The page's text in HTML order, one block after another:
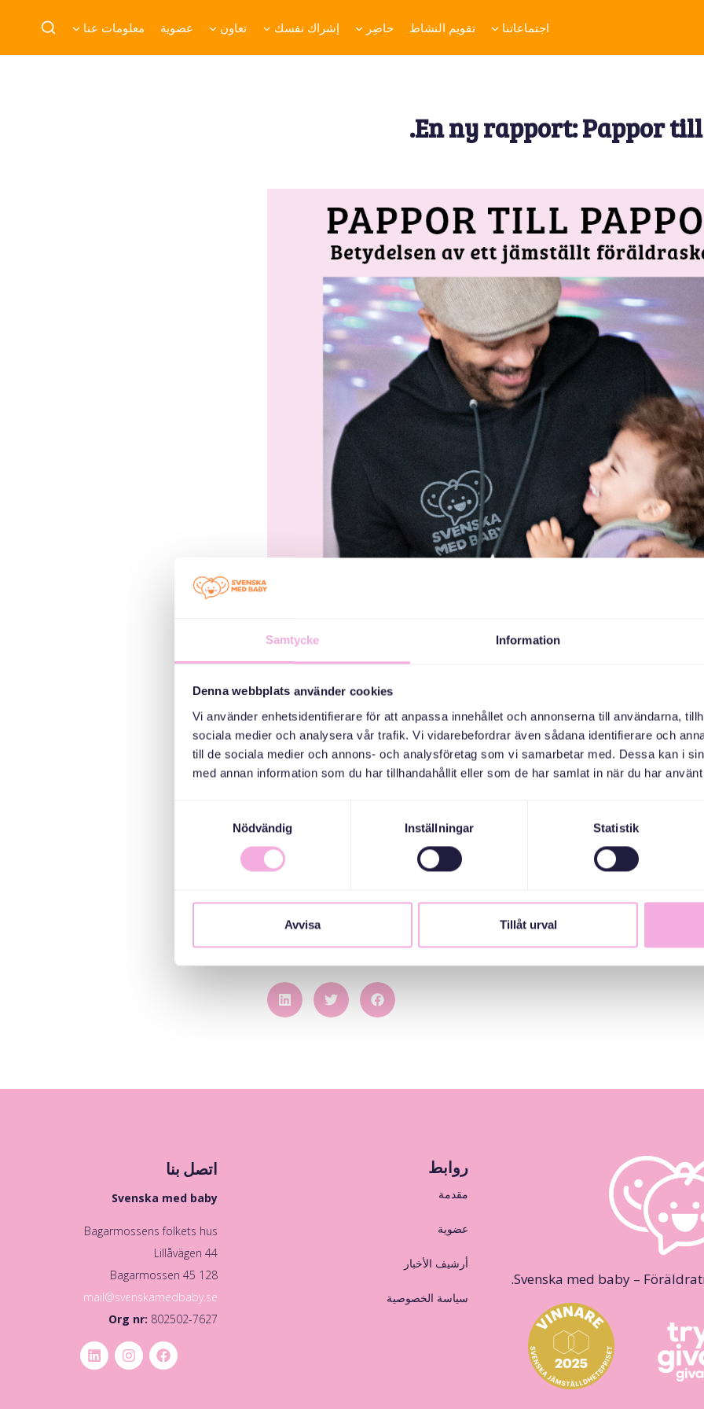
Samtycke Information
Denna webbplats använder cookies
Vi använder enhetsidentifierare för att anpassa innehållet och annonserna till användarna,
sociala medier och analysera vår trafik. Vi vidarebefordrar även sådana identifierare och
till de sociala medier och annons- och analysföretag som vi samarbetar med. Dessa kan i
med annan information som du har tillhandahållit eller som de har samlat in när du har
Nödvändig
Inställningar Statistik
Avvisa Tillåt urval
اجتماعاتنا تقويم النشاط حاضِر إشراك نفسك تعاون عضوية معلومات عنا
En ny rapport: Pappor till
يقدم Svenska med baby بكل فخر تقريرنا الجديد عن الأبوة والأمومة للآباء الوافدين حديثًا ودورهم المهم
المجتمع.نلتقي في التقرير بأربعة آباء ملتزمين من خلفيات مختلفة.
خمسين عاماً من التأمين الأبوي، بما في ذلك العلاوة الأبوية المخصصة للآباء، وغير ذلك
فرص المرأة في سوق العمل.
الطب الاجتماعي بجامعة أوبسالا، في التقرير على أن مشاركة الآباء أمر بالغ الأهمية
أننا لا نقوم باستثمارات أكبر لإشراك الآباء بشكل أكبر في تربية الأبناء."
في الأفكار والاقتراحات المهمة لتعزيز دور الآباء في تربية الأبناء - وهو دور أساسي في
ولا تتردد في نشر الكلمة!
Svenska med baby –
روابط
مقدمة
عضوية
أرشيف الأخبار
سياسة الخصوصية
اتصل بنا
Svenska med baby
Bagarmossens folkets hus
Lillåvägen 44
128 45 Bagarmossen
mail@svenskamedbaby.se
Org nr: 802502-7627